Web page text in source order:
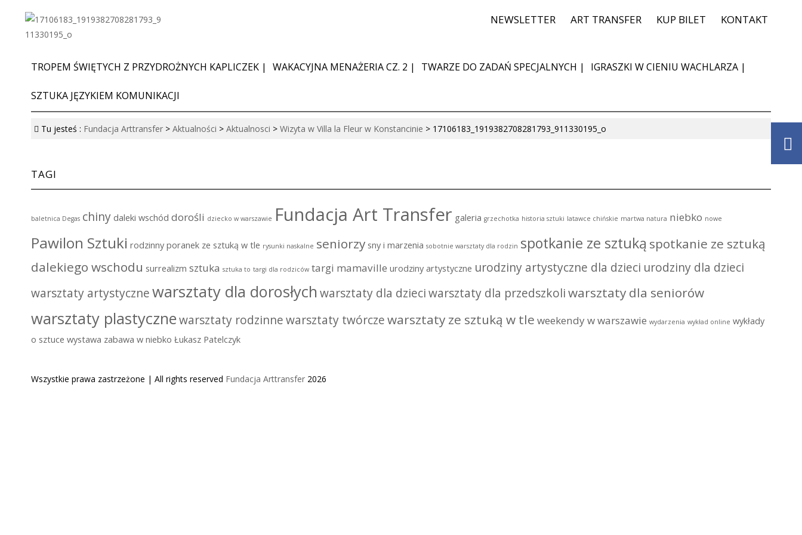
NEWSLETTER ART TRANSFER KUP BILET KONTAKT
TROPEM ŚWIĘTYCH Z PRZYDROŻNYCH KAPLICZEK | WAKACYJNA MENAŻERIA CZ. 2 | TWARZE DO ZADAŃ SPECJALNYCH | IGRASZKI W CIENIU WACHLARZA |
SZTUKA JĘZYKIEM KOMUNIKACJI
Tu jesteś : Fundacja Arttransfer > Aktualności > Aktualnosci > Wizyta w Villa la Fleur w Konstancinie > 17106183_1919382708281793_911330195_o
TAGI
baletnica Degas chiny daleki wschód dorośli dziecko w warszawie Fundacja Art Transfer galeria grzechotka historia sztuki latawce chińskie martwa natura niebko nowe
Pawilon Sztuki rodzinny poranek ze sztuką w tle rysunki naskalne seniorzy sny i marzenia sobotnie warsztaty dla rodzin spotkanie ze sztuką spotkanie ze sztuką
dalekiego wschodu surrealizm sztuka sztuka to targi dla rodziców targi mamaville urodziny artystyczne urodziny artystyczne dla dzieci urodziny dla dzieci
warsztaty artystycznewarsztaty dla dorosłych warsztaty dla dzieciwarsztaty dla przedszkoliwarsztaty dla seniorów
warsztaty plastycznewarsztaty rodzinnewarsztaty twórczewarsztaty ze sztuką w tle weekendy w warszawie wydarzenia wykład online wykłady
o sztuce wystawa zabawa w niebko Łukasz Patelczyk
Wszystkie prawa zastrzeżone | All rights reserved Fundacja Arttransfer 2026